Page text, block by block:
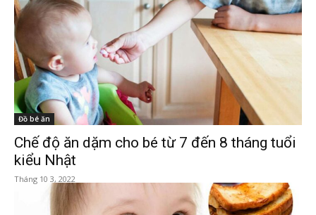
Đồ bé ăn
Chế độ ăn dặm cho bé từ 7 đến 8 tháng tuổi
kiểu Nhật
Tháng 10 3, 2022